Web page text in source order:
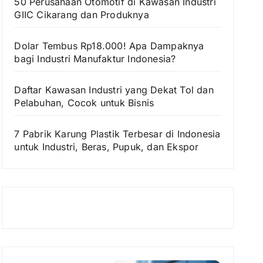
GIIC Cikarang dan Produknya
Dolar Tembus Rp18.000! Apa Dampaknya
bagi Industri Manufaktur Indonesia?
Daftar Kawasan Industri yang Dekat Tol dan
Pelabuhan, Cocok untuk Bisnis
7 Pabrik Karung Plastik Terbesar di Indonesia
untuk Industri, Beras, Pupuk, dan Ekspor